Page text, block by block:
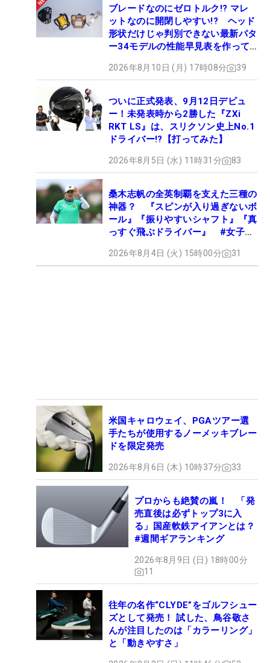
ブレードなのにゼロトルク!? マレ
ットなのに開閉しやすい!? ヘッド
形状だけじゃ判別できない最新パタ
ー34モデルの性能早見表を作って
2026年8月10日 (月) 17時08分 39
ついに正式発表、9月12日デビュ
ー！未発表時から2勝した『ZXi
RKT LS』は、スリクソン史上No.1
ドライバー!?【打ってみた】
2026年8月5日 (水) 11時31分 83
桑木志帆の全英制覇を支えた三種の
神器？ 『スピンが入り過ぎないボ
ール』『振りやすいシャフト』『真
っすぐ飛ぶドライバー』 #女子プ
2026年8月4日 (火) 15時00分 31
米国キャロウェイ、PGAツアー選
手たちが使用するノーメッキブレー
ドを限定発売
2026年8月6日 (木) 10時37分 33
プロからも絶賛の嵐！ 「発
売直後は必ずトップ3に入
る」国産軟鉄アイアンとは？
#週間ギアランキング
2026年8月9日 (日) 18時00分
11
往年の名作“CLYDE”をゴルフシュー
ズとして発売！ 試した、鳥谷敬さ
んが注目したのは「カラーリング」
と「動きやすさ」